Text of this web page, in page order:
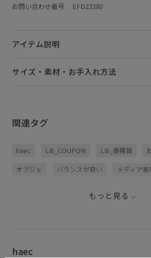
お問い合わせ番号 EFD23380
アイテム説明
サイズ・素材・お手入れ方法
関連タグ
haec LB_COUPON LB_春雑貨
オブジェ バランスが良い メディア着
もっと見る
haec